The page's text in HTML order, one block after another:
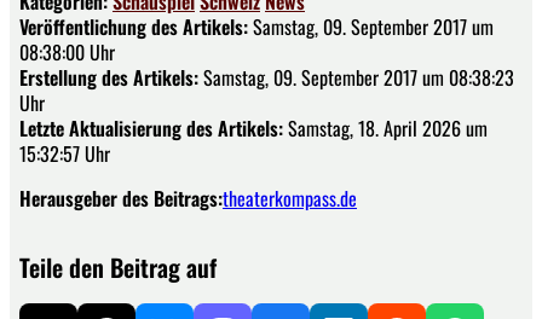
Veröffentlichung des Artikels:Samstag, 09. September 2017 um
08:38:00 Uhr
Erstellung des Artikels:Samstag, 09. September 2017 um 08:38:23
Uhr
Letzte Aktualisierung des Artikels:Samstag, 18. April 2026 um
15:32:57 Uhr
Herausgeber des Beitrags:theaterkompass.de
Teile den Beitrag auf